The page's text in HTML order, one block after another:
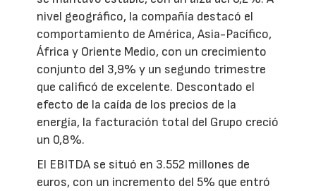
nivel geográfico, la compañía destacó el
comportamiento de América, Asia-Pacífico,
África y Oriente Medio, con un crecimiento
conjunto del 3,9% y un segundo trimestre
que calificó de excelente. Descontado el
efecto de la caída de los precios de la
energía, la facturación total del Grupo creció
un 0,8%.
El EBITDA se situó en 3.552 millones de
euros, con un incremento del 5% que entró